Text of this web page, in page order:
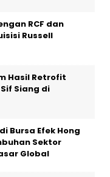
RCF dan
Russell
Hasil Retrofit
Siang di
Bursa Efek Hong
Sektor
Global